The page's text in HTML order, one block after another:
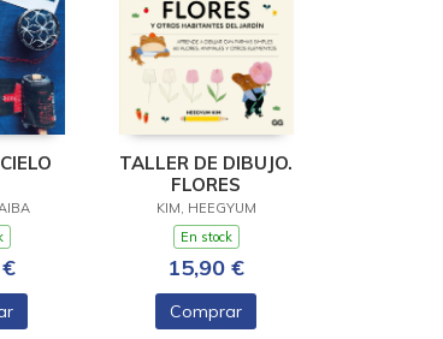
TALLER DE DIBUJO.
FLORES
KIM, HEEGYUM
En stock
15,90 €
Comprar